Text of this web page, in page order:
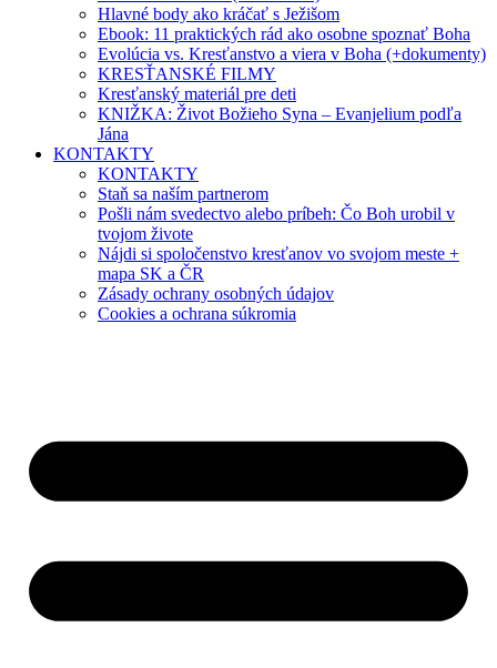
Hlavné body ako kráčať s Ježišom
Ebook: 11 praktických rád ako osobne spoznať Boha
Evolúcia vs. Kresťanstvo a viera v Boha (+dokumenty)
KRESŤANSKÉ FILMY
Kresťanský materiál pre deti
KNIŽKA: Život Božieho Syna – Evanjelium podľa
Jána
KONTAKTY
KONTAKTY
Staň sa naším partnerom
Pošli nám svedectvo alebo príbeh: Čo Boh urobil v
tvojom živote
Nájdi si spoločenstvo kresťanov vo svojom meste +
mapa SK a ČR
Zásady ochrany osobných údajov
Cookies a ochrana súkromia